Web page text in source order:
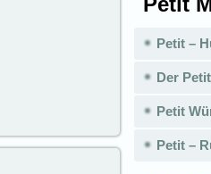
Petit –
Der Petit
Petit
Petit –